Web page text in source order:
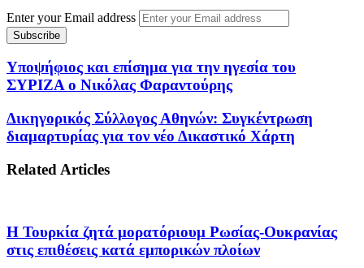
Enter your Email address
Υποψήφιος και επίσημα για την ηγεσία του
ΣΥΡΙΖΑ ο Νικόλας Φαραντούρης
Δικηγορικός Σύλλογος Αθηνών: Συγκέντρωση
διαμαρτυρίας για τον νέο Δικαστικό Χάρτη
Related Articles
Η Τουρκία ζητά μορατόριουμ Ρωσίας-Ουκρανίας
στις επιθέσεις κατά εμπορικών πλοίων